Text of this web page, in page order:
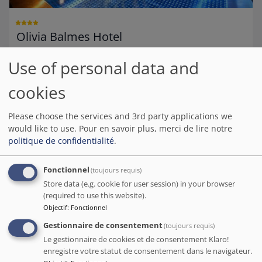
Olivia Balmes Hotel
RÉSERVEZ AVEC L’HÔTEL EN DIRECT
Nous ne prenons aucune commission !
Barcelona.org score
9.6 /10 8.2K avis
J'ai eu la chance de séjourner dans cet établissement et je peux
dire qu'il n'a pas été décevant. J'ai été accueilli chaleureusement et les
chambres sont très spacieuses avec un design moderne.
Par Dreamer79923594642 ( Belgique ) - mai 2023
Distance par rapport aux sites touristiques populaires de Barcelone
Sagrada Familia: 1.8 km-Parc Güell: 2.5 km
Use of personal data and
cookies
Please choose the services and 3rd party applications we
would like to use. Pour en savoir plus, merci de lire notre
politique de confidentialité.
Fonctionnel (toujours requis)
Store data (e.g. cookie for user session) in your browser
(required to use this website).
Objectif: Fonctionnel
Gestionnaire de consentement(toujours requis)
Le gestionnaire de cookies et de consentement Klaro!
enregistre votre statut de consentement dans le navigateur.